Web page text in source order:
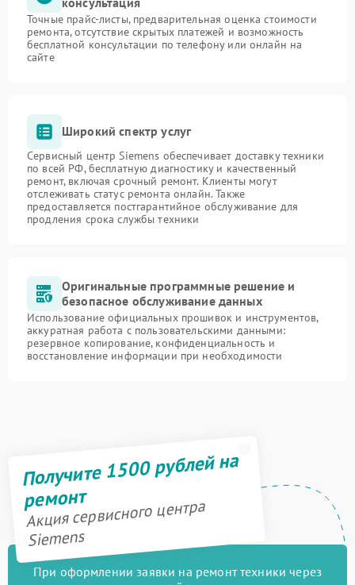
Точные прайс-листы, предварительная оценка стоимости
ремонта, отсутствие скрытых платежей и возможность
бесплатной консультации по телефону или онлайн на
сайте
Широкий спектр услуг
Сервисный центр Siemens обеспечивает доставку техники
по всей РФ, бесплатную диагностику и качественный
ремонт, включая срочный ремонт. Клиенты могут
отслеживать статус ремонта онлайн. Также
предоставляется постгарантийное обслуживание для
продления срока службы техники
Оригинальные программные решение и
безопасное обслуживание данных
Использование официальных прошивок и инструментов,
аккуратная работа с пользовательскими данными:
резервное копирование, конфиденциальность и
восстановление информации при необходимости
Получите 1500 рублей на
ремонт
Акция сервисного центра
Siemens
При оформлении заявки на ремонт техники через